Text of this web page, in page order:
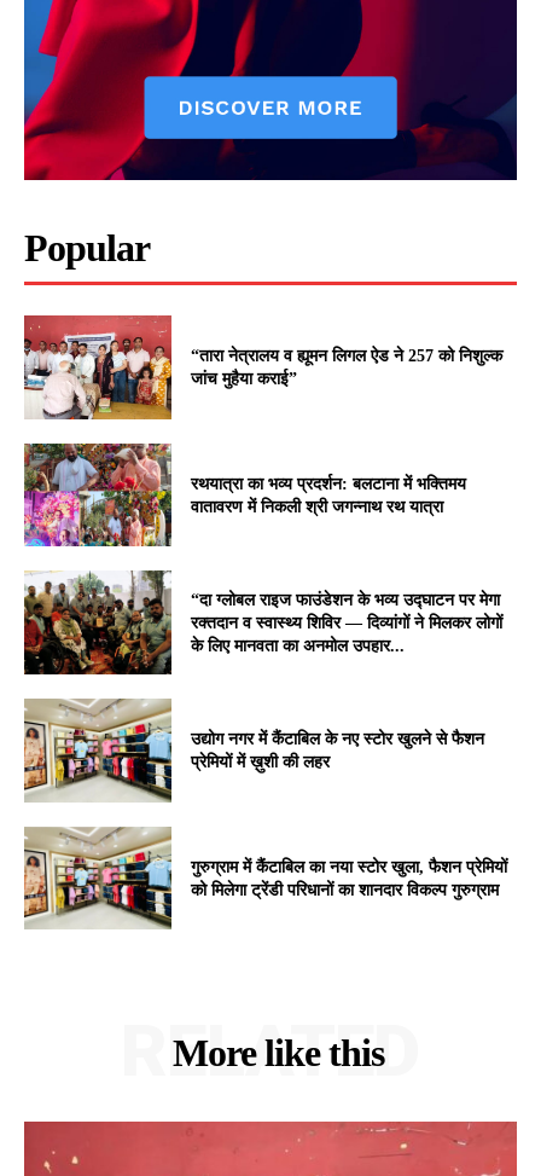
Popular
“तारा नेत्रालय व ह्यूमन लिगल ऐड ने 257 को निशुल्क
जांच मुहैया कराई”
रथयात्रा का भव्य प्रदर्शन: बलटाना में भक्तिमय
वातावरण में निकली श्री जगन्नाथ रथ यात्रा
“दा ग्लोबल राइज फाउंडेशन के भव्य उद्घाटन पर मेगा
रक्तदान व स्वास्थ्य शिविर — दिव्यांगों ने मिलकर लोगों
के लिए मानवता का अनमोल उपहार...
उद्योग नगर में कैंटाबिल के नए स्टोर खुलने से फैशन
प्रेमियों में ख़ुशी की लहर
गुरुग्राम में कैंटाबिल का नया स्टोर खुला, फैशन प्रेमियों
को मिलेगा ट्रेंडी परिधानों का शानदार विकल्प गुरुग्राम
More like this
RELATED